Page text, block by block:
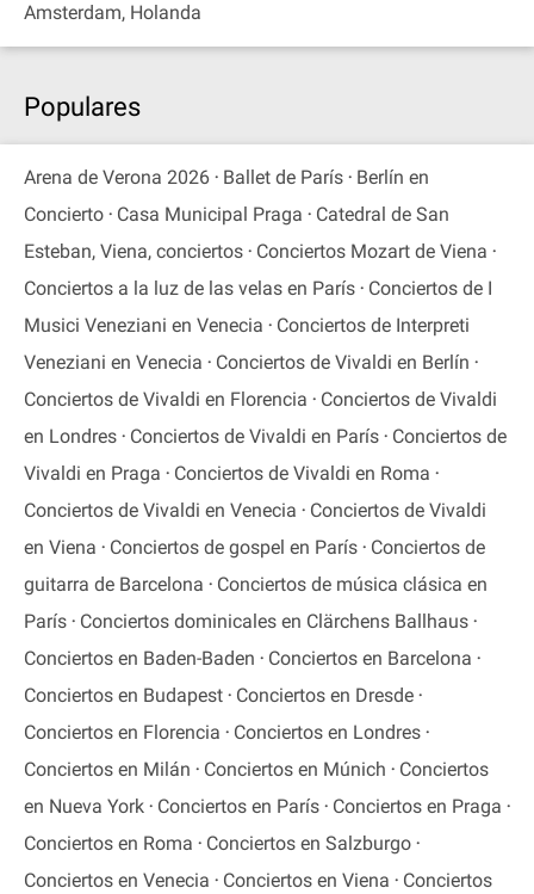
Amsterdam, Holanda
Populares
Arena de Verona 2026 Ballet de París
Berlín en
Concierto
Casa Municipal Praga
Catedral de San
Esteban, Viena, conciertos
Conciertos Mozart de Viena
Conciertos a la luz de las velas en París
Conciertos de I
Musici Veneziani en Venecia
Conciertos de Interpreti
Veneziani en Venecia
Conciertos de Vivaldi en Berlín
Conciertos de Vivaldi en Florencia
Conciertos de Vivaldi
en Londres
Conciertos de Vivaldi en París
Conciertos de
Vivaldi en Praga
Conciertos de Vivaldi en Roma
Conciertos de Vivaldi en Venecia
Conciertos de Vivaldi
en Viena
Conciertos de gospel en París
Conciertos de
guitarra de Barcelona
Conciertos de música clásica en
París
Conciertos dominicales en Clärchens Ballhaus
Conciertos en Baden-Baden
Conciertos en Barcelona
Conciertos en Budapest
Conciertos en Dresde
Conciertos en Florencia
Conciertos en Londres
Conciertos en Milán
Conciertos en Múnich
Conciertos
en Nueva York
Conciertos en París
Conciertos en Praga
Conciertos en Roma
Conciertos en Salzburgo
Conciertos en Venecia
Conciertos en Viena
Conciertos